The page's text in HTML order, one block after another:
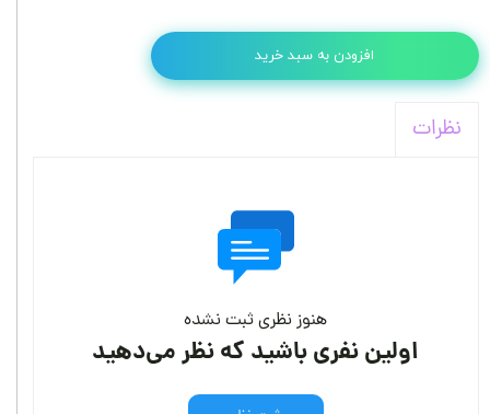
افزودن به سبد خرید
نظرات
هنوز نظری ثبت نشده
اولین نفری باشید که نظر می‌دهید